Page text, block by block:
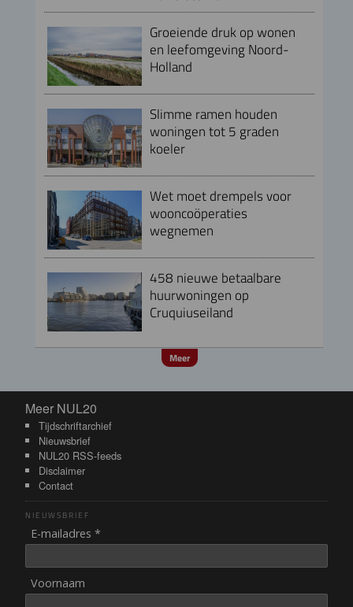
Groeiende druk op wonen
en leefomgeving Noord-
Holland
Slimme ramen houden
woningen tot 5 graden
koeler
Wet moet drempels voor
wooncoöperaties
wegnemen
458 nieuwe betaalbare
huurwoningen op
Cruquiuseiland
Meer
Meer NUL20
Meer NUL20
Tijdschriftarchief
Nieuwsbrief
NUL20 RSS-feeds
Disclaimer
Contact
NIEUWSBRIEF
E-mailadres *
Voornaam